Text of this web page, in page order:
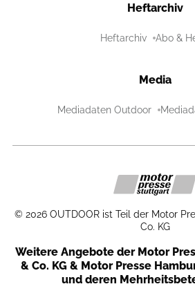
Heftarchiv
Heftarchiv Abo &
Media
Mediadaten Outdoor
© 2026 OUTDOOR ist Teil der Motor
Co. KG
Weitere Angebote der Motor
& Co. KG & Motor Presse
und deren